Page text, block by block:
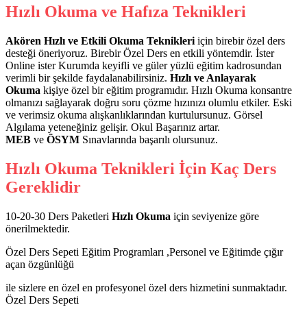
Hızlı Okuma ve Hafıza Teknikleri
Akören Hızlı ve Etkili Okuma Teknikleri için birebir özel ders
desteği öneriyoruz. Birebir Özel Ders en etkili yöntemdir. İster
Online ister Kurumda keyifli ve güler yüzlü eğitim kadrosundan
verimli bir şekilde faydalanabilirsiniz. Hızlı ve Anlayarak
Okuma kişiye özel bir eğitim programıdır. Hızlı Okuma konsantre
olmanızı sağlayarak doğru soru çözme hızınızı olumlu etkiler. Eski
ve verimsiz okuma alışkanlıklarından kurtulursunuz. Görsel
Algılama yeteneğiniz gelişir. Okul Başarınız artar.
MEB ve ÖSYM Sınavlarında başarılı olursunuz.
Hızlı Okuma Teknikleri İçin Kaç Ders
Gereklidir
10-20-30 Ders Paketleri Hızlı Okuma için seviyenize göre
önerilmektedir.
Özel Ders Sepeti Eğitim Programları ,Personel ve Eğitimde çığır
açan özgünlüğü
ile sizlere en özel en profesyonel özel ders hizmetini sunmaktadır.
Özel Ders Sepeti